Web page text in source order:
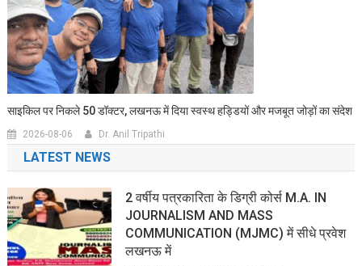
साइकिल पर निकले 50 डॉक्टर, लखनऊ में दिया स्वस्थ हड्डियों और मजबूत जोड़ों का संदेश
2026-08-06 Dr. Anil Tripathi
LATEST NEWS
2 वर्षीय पत्रकारिता के डिग्री कोर्स M.A. IN
JOURNALISM AND MASS
COMMUNICATION (MJMC) में सीधे प्रवेश
लखनऊ में